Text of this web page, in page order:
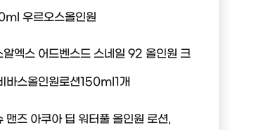
우르오스올인원
알엑스 어드벤스드 스네일 92 올인원 크
바스올인원로션150ml1개
맨즈 아쿠아 딥 워터풀 올인원 로션,